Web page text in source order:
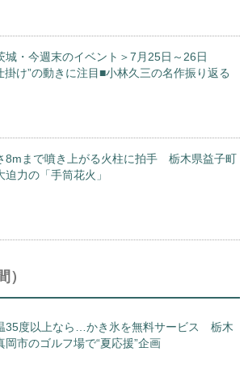
城・今週末のイベント＞7月25日～26日
掛け”の動きに注目■小林久三の名作振り返る
8mまで噴き上がる火柱に拍手 栃木県益子町
迫力の「手筒花火」
）
35度以上なら…かき氷を無料サービス 栃木
岡市のゴルフ場で“夏応援”企画